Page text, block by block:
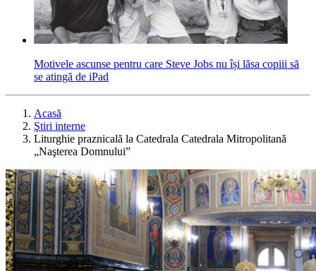
Motivele ascunse pentru care Steve Jobs nu își lăsa copiii să
se atingă de iPad
Acasă
Ştiri interne
Liturghie praznicală la Catedrala Catedrala Mitropolitană
„Naşterea Domnului”